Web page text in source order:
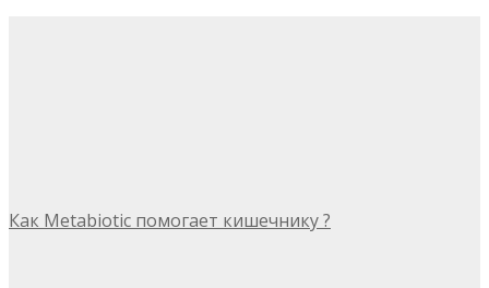
Как Metabiotic помогает кишечнику ?